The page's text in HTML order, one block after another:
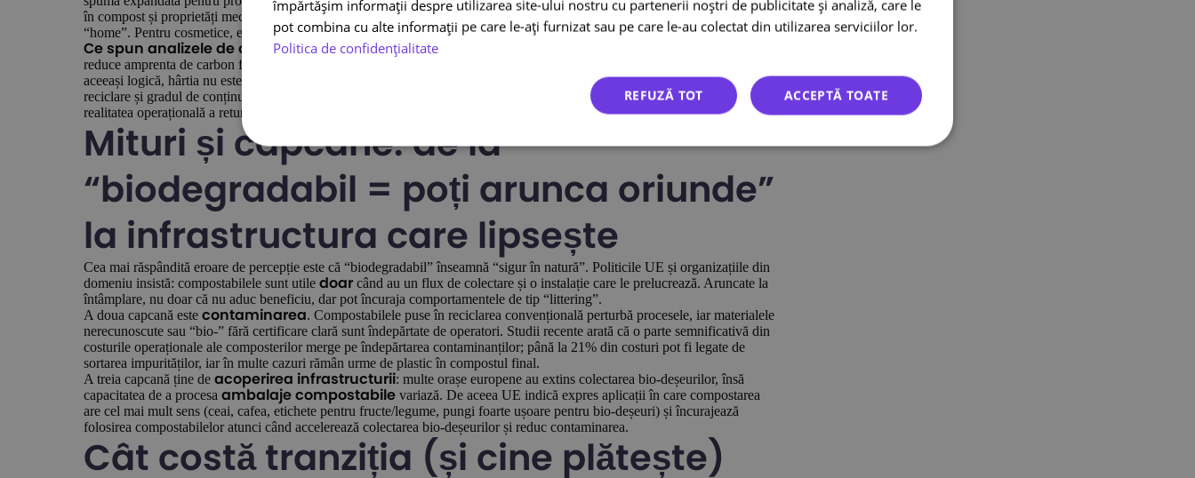
în compost și proprietăți mecanice suficient de bune pentru aplicații de protecție; furnizorii anunță timpi scurți de compostare
“home”. Pentru cosmetice, electronice mici sau obiecte fragile, inserțiile din miceliu pot înlocui polistirenul expandat.
Ce spun analizele de ciclul de viață (LCA).Nu există “material perfect”. Unele LCA arată că bioplasticele pot
reduce amprenta de carbon față de plasticul fosil, dar diferențele depind de proces, mix energetic și sfârșitul de viață. În
aceeași logică, hârtia nu este întotdeauna “mai verde” la apă/masă decât plasticul; contează densitatea, distanțele, rata de
reciclare și gradul de conținut reciclat. Concluzia: alegeți materialul
în funcție de fluxul local de colectare
și de
realitatea operațională a retururilor, nu după “halo”.
Mituri și capcane: de la
“biodegradabil = poți arunca oriunde”
la infrastructura care lipsește
Cea mai răspândită eroare de percepție este că “biodegradabil” înseamnă “sigur în natură”. Politicile UE și organizațiile din
domeniu insistă: compostabilele sunt utiledoar când au un flux de colectare și o instalație care le prelucrează. Aruncate la
întâmplare, nu doar că nu aduc beneficiu, dar pot încuraja comportamentele de tip “littering”.
A doua capcană estecontaminarea. Compostabilele puse în reciclarea convențională perturbă procesele, iar materialele
nerecunoscute sau “bio-” fără certificare clară sunt îndepărtate de operatori. Studii recente arată că o parte semnificativă din
costurile operaționale ale composterilor merge pe îndepărtarea contaminanților; până la 21% din costuri pot fi legate de
sortarea impurităților, iar în multe cazuri rămân urme de plastic în compostul final.
A treia capcană ține deacoperirea infrastructurii: multe orașe europene au extins colectarea bio-deșeurilor, însă
capacitatea de a procesaambalaje compostabile variază. De aceea UE indică expres aplicații în care compostarea
are cel mai mult sens (ceai, cafea, etichete pentru fructe/legume, pungi foarte ușoare pentru bio-deșeuri) și încurajează
folosirea compostabilelor atunci când accelerează colectarea bio-deșeurilor și reduc contaminarea.
Cât costă tranziția (și cine plătește)
împărtășim informații despre utilizarea site-ului nostru cu partenerii noștri de publicitate și analiză, care le
pot combina cu alte informații pe care le-ați furnizat sau pe care le-au colectat din utilizarea serviciilor lor.
Politica de confidențialitate
ACCEPTĂ TOATE
REFUZĂ TOT